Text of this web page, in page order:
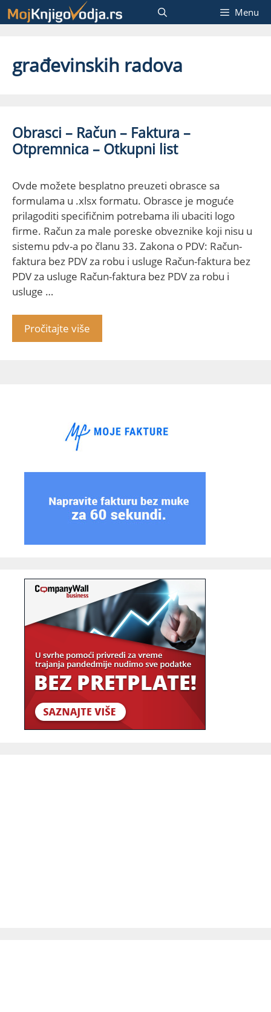
Skip
to
Menu
građevinskih radova
Obrasci – Račun – Faktura –
Otpremnica – Otkupni list
Ovde možete besplatno preuzeti obrasce sa
formulama u .xlsx formatu. Obrasce je moguće
prilagoditi specifičnim potrebama ili ubaciti logo
firme. Račun za male poreske obveznike koji nisu u
sistemu pdv-a po članu 33. Zakona o PDV: Račun-
faktura bez PDV za robu i usluge Račun-faktura bez
PDV za usluge Račun-faktura bez PDV za robu i
usluge …
Pročitajte više